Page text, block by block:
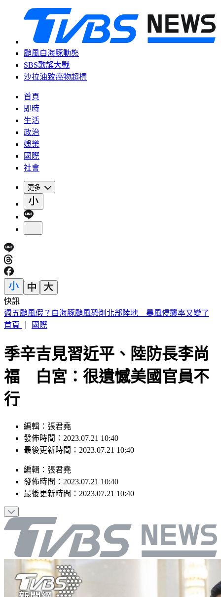
颱風白海豚動態
SBS歌謠大戰
沙拉油致癌物超標
首頁
即時
生活
政治
娛樂
國際
社會
更多
快訊
張韶涵、孫燕姿都來了！ 淚眼慟別化妝師陳聆薇
首頁
國際
季辛吉見習近平、陸防長李尚
福 白宮：很遺憾美國官員不
行
編輯：張君堯
發佈時間：2023.07.21 10:40
最後更新時間：2023.07.21 10:40
編輯 ： 張君堯
發佈時間： 2023.07.21 10:40
最後更新時間： 2023.07.21 10:40